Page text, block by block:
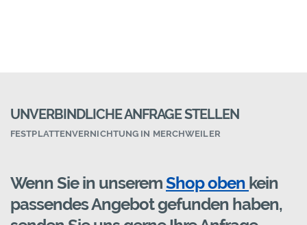
UNVERBINDLICHE ANFRAGE STELLEN
FESTPLATTENVERNICHTUNG IN MERCHWEILER
Wenn Sie in unseremShop oben kein
passendes Angebot gefunden haben,